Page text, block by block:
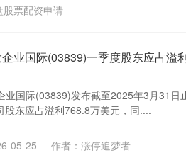
股票配资申请
业国际(03839)一季度股东应占溢
业国际(03839)发布截至2025年3月31日
股东应占溢利768.8万美元，同....
05-25
作者：涨停追梦者